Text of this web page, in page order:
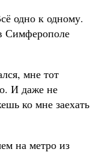
одно к одному.
Симферополе
мне тот
И даже не
ко мне заехать
на метро из